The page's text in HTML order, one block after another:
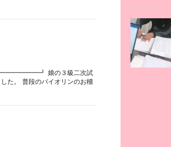
娘の３級二次試
た。 普段のバイオリンのお稽